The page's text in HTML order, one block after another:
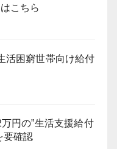
こちら
活困窮世帯向け給付
円の”生活支援給付
要確認